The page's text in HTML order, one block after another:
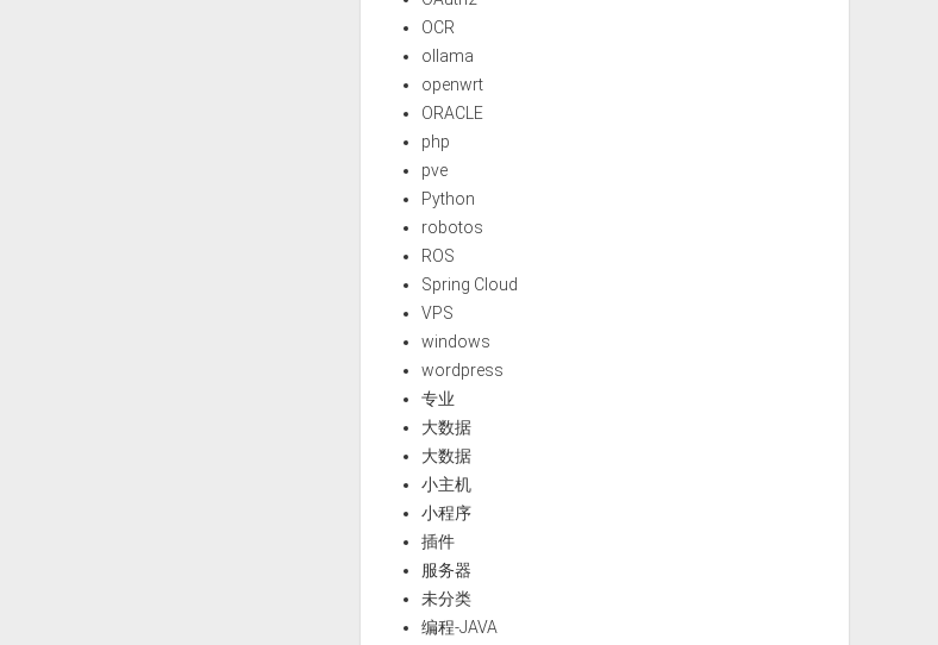
OCR
ollama
openwrt
ORACLE
php
pve
Python
robotos
ROS
Spring Cloud
VPS
windows
wordpress
专业
大数据
大数据
小主机
小程序
插件
服务器
未分类
编程-JAVA